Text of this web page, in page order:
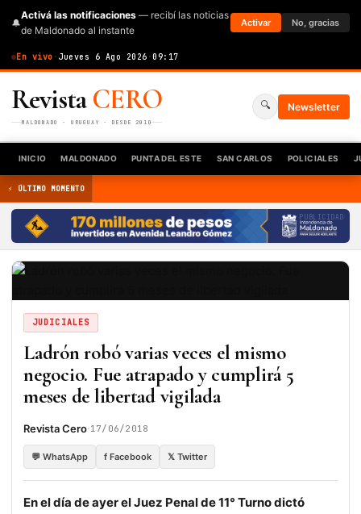
🔔
Activá las notificaciones — recibí las noticias
de Maldonado al instante
Activar No, gracias
En vivo · Jueves 6 Ago 2026 ·09:17
RevistaCERO
MALDONADO · URUGUAY · DESDE 2010
🔍 Newsletter
INICIO MALDONADO PUNTA DEL ESTE SAN CARLOS POLICIALES
⚡ ÚLTIMO MOMENTO
PUBLICIDAD
JUDICIALES
Ladrón robó varias veces el mismo
negocio. Fue atrapado y cumplirá 5
meses de libertad vigilada
Revista Cero·17/06/2018
💬 WhatsApp f Facebook 𝕏 Twitter
En el día de ayer el Juez Penal de 11° Turno dictó